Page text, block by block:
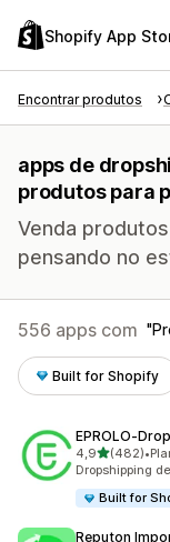
Shopify App
Encontrar produtos
apps de
produtos para
Venda
pensando no
556 apps com
Built for Shopify
4,9de 5(482)
482 avaliações
•
Dropshipping
Built for
Reputon